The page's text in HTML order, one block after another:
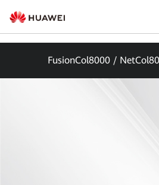
FusionCol8000 /